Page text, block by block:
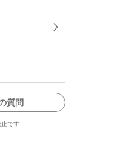
質問
止です